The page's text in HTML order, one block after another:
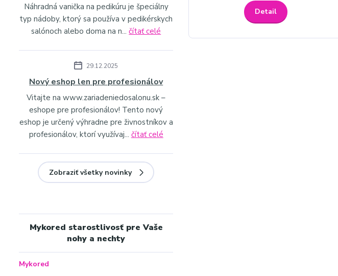
Detail
Náhradná vanička na pedikúru je špeciálny
typ nádoby, ktorý sa používa v pedikérskych
salónoch alebo doma na n...čítať celé
29.12.2025
Nový eshop len pre profesionálov
Vitajte na www.zariadeniedosalonu.sk –
eshope pre profesionálov! Tento nový
eshop je určený výhradne pre živnostníkov a
profesionálov, ktorí využívaj... čítať celé
Zobraziť všetky novinky
Mykored starostlivosť pre Vaše
nohy a nechty
Mykored